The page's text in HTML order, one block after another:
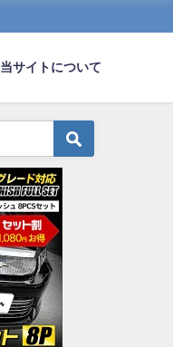
当サイトについて
職場にバレずに副業やる方
ｗｗｗｗｗｗｗｗ
2022-06-28